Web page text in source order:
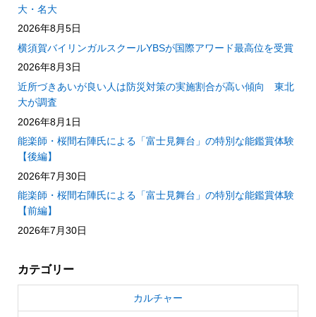
大・名大
2026年8月5日
横須賀バイリンガルスクールYBSが国際アワード最高位を受賞
2026年8月3日
近所づきあいが良い人は防災対策の実施割合が高い傾向 東北
大が調査
2026年8月1日
能楽師・桜間右陣氏による「富士見舞台」の特別な能鑑賞体験
【後編】
2026年7月30日
能楽師・桜間右陣氏による「富士見舞台」の特別な能鑑賞体験
【前編】
2026年7月30日
カテゴリー
カルチャー